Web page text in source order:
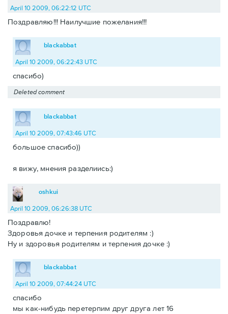
April 10 2009, 06:22:12 UTC
Поздравляю!!! Наилучшие пожелания!!!
blackabbat
April 10 2009, 06:22:43 UTC
спасибо)
Deleted comment
blackabbat
April 10 2009, 07:43:46 UTC
большое спасибо))
я вижу, мнения разделиись:)
oshkui
April 10 2009, 06:26:38 UTC
Поздравлю!
Здоровья дочке и терпения родителям :)
Ну и здоровья родителям и терпения дочке :)
blackabbat
April 10 2009, 07:44:24 UTC
спасибо
мы как-нибудь перетерпим друг друга лет 16